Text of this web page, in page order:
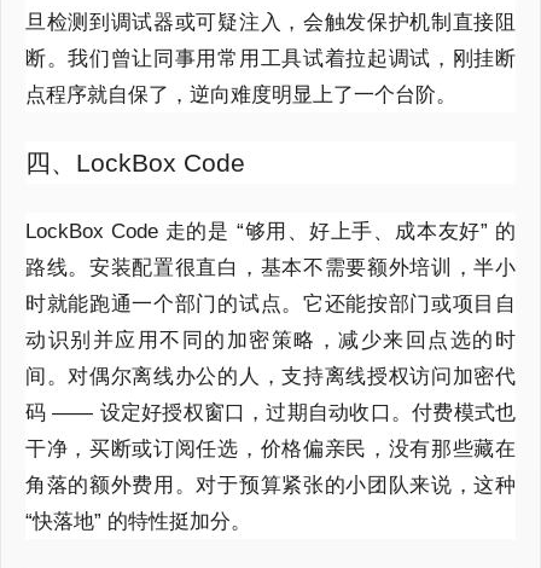
旦检测到调试器或可疑注入，会触发保护机制直接阻
断。我们曾让同事用常用工具试着拉起调试，刚挂断
点程序就自保了，逆向难度明显上了一个台阶。
四、LockBox Code
LockBox Code 走的是 “够用、好上手、成本友好” 的
路线。安装配置很直白，基本不需要额外培训，半小
时就能跑通一个部门的试点。它还能按部门或项目自
动识别并应用不同的加密策略，减少来回点选的时
间。对偶尔离线办公的人，支持离线授权访问加密代
码 —— 设定好授权窗口，过期自动收口。付费模式也
干净，买断或订阅任选，价格偏亲民，没有那些藏在
角落的额外费用。对于预算紧张的小团队来说，这种
“快落地” 的特性挺加分。